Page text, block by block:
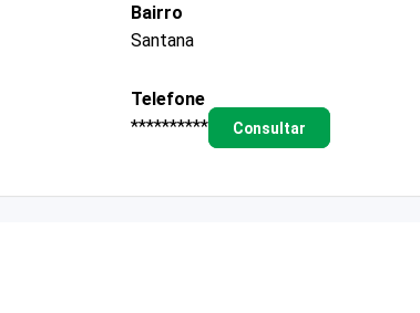
Bairro
Santana
Telefone
**********
Consultar